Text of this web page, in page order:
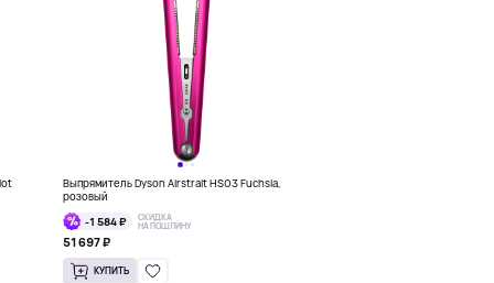
Выпрямитель Dyson Airstrait HS03 Fuchsia,
розовый
-1 584 ₽
СКИДКА
НА ПОШЛИНУ
51 697 ₽
КУПИТЬ